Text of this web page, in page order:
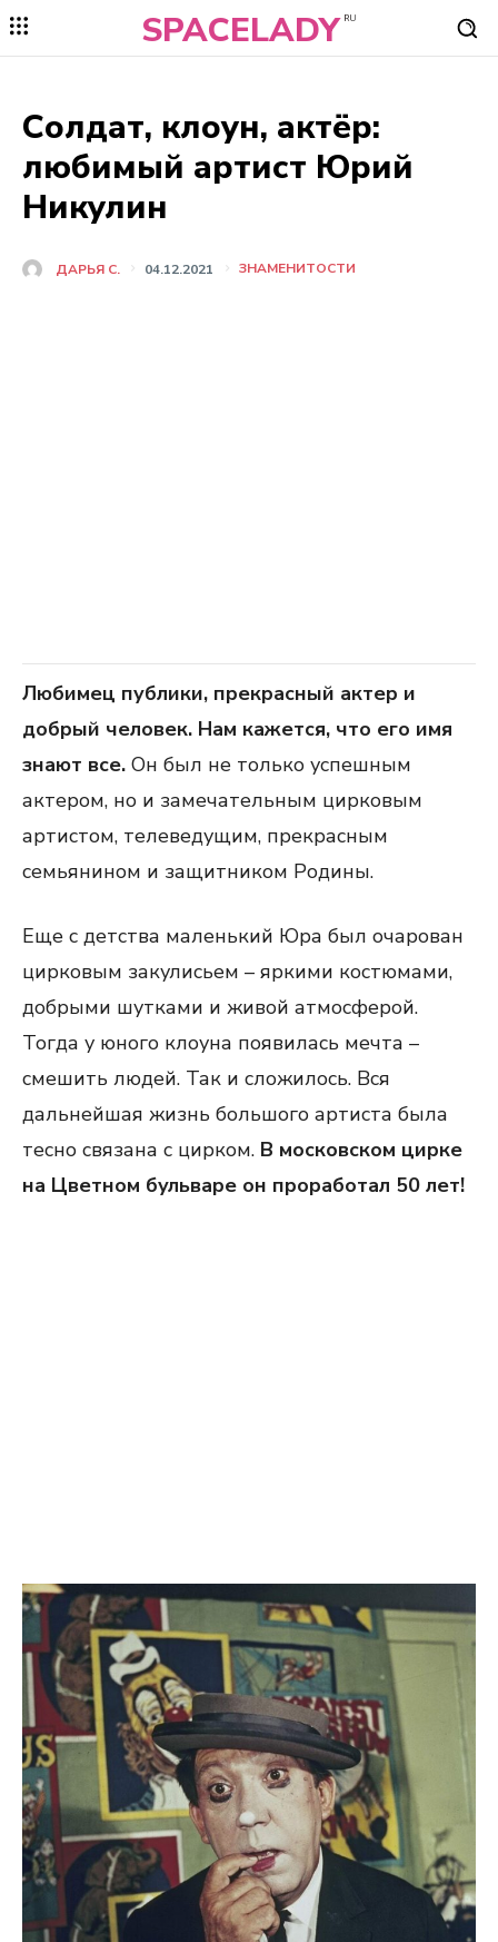
SPACELADY RU
Солдат, клоун, актёр:
любимый артист Юрий
Никулин
ДАРЬЯ C. 04.12.2021 ЗНАМЕНИТОСТИ
Любимец публики, прекрасный актер и
добрый человек. Нам кажется, что его имя
знают все. Он был не только успешным
актером, но и замечательным цирковым
артистом, телеведущим, прекрасным
семьянином и защитником Родины.
Еще с детства маленький Юра был очарован
цирковым закулисьем – яркими костюмами,
добрыми шутками и живой атмосферой.
Тогда у юного клоуна появилась мечта –
смешить людей. Так и сложилось. Вся
дальнейшая жизнь большого артиста была
тесно связана с цирком. В московском цирке
на Цветном бульваре он проработал 50 лет!